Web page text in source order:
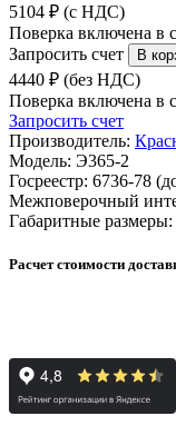
5104 ₽ (с НДС)
Поверка включена в
Запросить счет
4440 ₽ (без НДС)
Поверка включена в
Запросить счет
Производитель:
Модель: Э365-2
Госреестр: 6736-78
Межповерочный
Габаритные размеры:
Расчет стоимости